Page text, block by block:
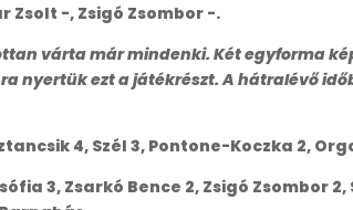
Zsolt -, Zsigó Zsombor -.
várta már mindenki. Két egyforma
nyertük ezt a játékrészt. A hátralévő
4, Szél 3, Pontone-Koczka 2,
3, Zsarkó Bence 2, Zsigó Zsombor